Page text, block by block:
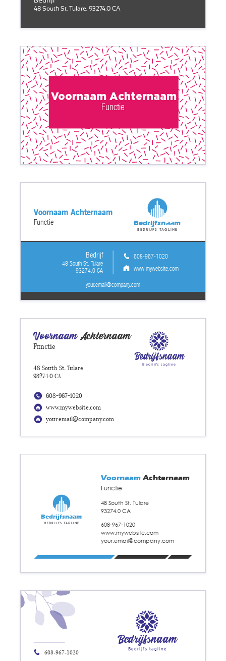
48 South St. Tulare, 93274.0 CA
Functie
Voornaam Achternaam
your.email@company.com
48 South St. Tulare
93274.0 CA
608-967-1020
www.mywebsite.com
Functie
Bedrijf
Voornaam Achternaam
Bedrijfsnaam
Bedrijfs tagline
your.email@company.com
608-967-1020
www.mywebsite.com
48 South St. Tulare
93274.0 CA
Functie
VoornaamAchternaam
Bedrijfsnaam
Bedrijfs tagline
your.email@company.com
608-967-1020
www.mywebsite.com
Functie
48 South St. Tulare
93274.0 CA
VoornaamAchternaam
Bedrijfsnaam
Bedrijfs tagline
608-967-1020
Bedrijfsnaam
Bedrijfs tagline